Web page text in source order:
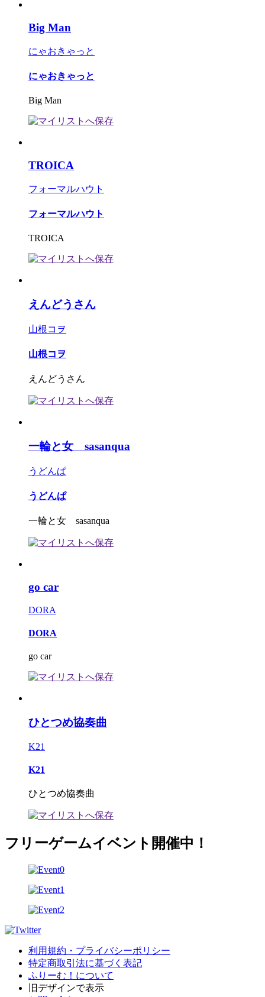
Big Man
にゃおきゃっと
にゃおきゃっと
Big Man
TROICA
フォーマルハウト
フォーマルハウト
TROICA
えんどうさん
山根コヲ
山根コヲ
えんどうさん
一輪と女 sasanqua
うどんぱ
うどんぱ
一輪と女 sasanqua
go car
DORA
DORA
go car
ひとつめ協奏曲
K21
K21
ひとつめ協奏曲
フリーゲームイベント開催中！
利用規約・プライバシーポリシー
特定商取引法に基づく表記
ふりーむ！について
旧デザインで表示